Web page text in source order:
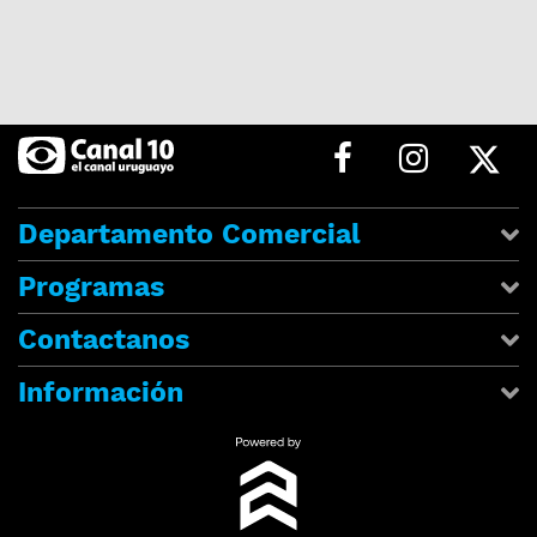
Departamento Comercial
Programas
Contactanos
Información